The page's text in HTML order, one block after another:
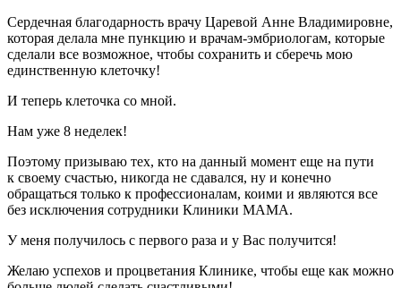
Сердечная благодарность врачу Царевой Анне Владимировне,
которая делала мне пункцию и врачам-эмбриологам, которые
сделали все возможное, чтобы сохранить и сберечь мою
единственную клеточку!
И теперь клеточка со мной.
Нам уже 8 неделек!
Поэтому призываю тех, кто на данный момент еще на пути
к своему счастью, никогда не сдавался, ну и конечно
обращаться только к профессионалам, коими и являются все
без исключения сотрудники Клиники МАМА.
У меня получилось с первого раза и у Вас получится!
Желаю успехов и процветания Клинике, чтобы еще как можно